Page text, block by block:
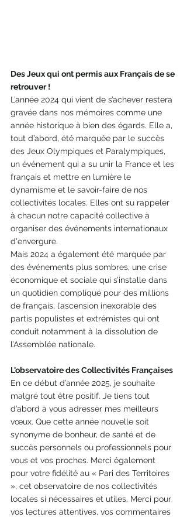
Des Jeux qui ont permis aux Français de se
retrouver !
L’année 2024 qui vient de s’achever restera
gravée dans nos mémoires comme une
année historique à bien des égards. Elle a,
tout d’abord, été marquée par le succès
des Jeux Olympiques et Paralympiques,
un événement qui a su unir la France et les
français et mettre en lumière le
dynamisme et le savoir-faire de nos
collectivités locales. Elles ont su rappeler
à chacun notre capacité collective à
organiser des événements internationaux
d'envergure.
Mais 2024 a également été marquée par
des événements plus sombres, une crise
économique et sociale qui s’installe dans
un quotidien compliqué pour des millions
de français, l’ascension inexorable des
partis populistes et extrémistes qui ont
conduit notamment à la dissolution de
l’Assemblée nationale.
L'observatoire des Collectivités Françaises
En ce début d’année 2025, je souhaite
malgré tout être positif. Je tiens tout
d’abord à vous adresser mes meilleurs
vœux. Que cette année nouvelle soit
synonyme de bonheur, de santé et de
succès personnels ou professionnels pour
vous et vos proches. Merci également
pour votre fidélité au « Pari des Territoires
», cet observatoire de nos collectivités
locales si nécessaires et utiles. Merci pour
vos lectures attentives, vos commentaires